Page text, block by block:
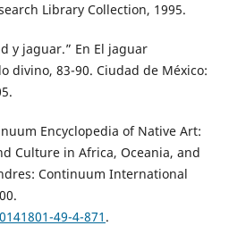
Library Collection, 1995.
y jaguar.” En El jaguar
divino, 83-90. Ciudad de México:
Encyclopedia of Native Art:
Culture in Africa, Oceania, and
Continuum International
49-4-871 .